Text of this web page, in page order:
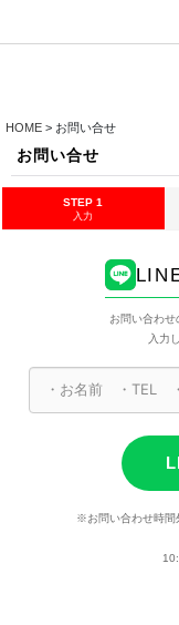
HOME > お問い合せ
お問い合せ
STEP 1
入力
お問い合わ
入力
※お問い合わせ時間